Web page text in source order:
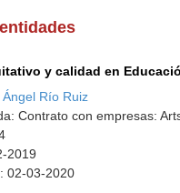
y calidad en
Río Ruiz
Contrato con empresas:
2019
02-03-2020